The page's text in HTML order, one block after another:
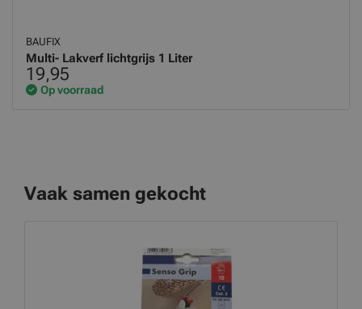
Vaak samen gekocht
BAUFIX
Multi- Lakverf lichtgrijs 1 Liter
19,95
Op voorraad